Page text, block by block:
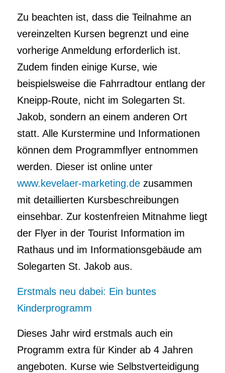
Zu beachten ist, dass die Teilnahme an
vereinzelten Kursen begrenzt und eine
vorherige Anmeldung erforderlich ist.
Zudem finden einige Kurse, wie
beispielsweise die Fahrradtour entlang der
Kneipp-Route, nicht im Solegarten St.
Jakob, sondern an einem anderen Ort
statt. Alle Kurstermine und Informationen
können dem Programmflyer entnommen
werden. Dieser ist online unter
www.kevelaer-marketing.dezusammen
mit detaillierten Kursbeschreibungen
einsehbar. Zur kostenfreien Mitnahme liegt
der Flyer in der Tourist Information im
Rathaus und im Informationsgebäude am
Solegarten St. Jakob aus.
Erstmals neu dabei: Ein buntes
Kinderprogramm
Dieses Jahr wird erstmals auch ein
Programm extra für Kinder ab 4 Jahren
angeboten. Kurse wie Selbstverteidigung